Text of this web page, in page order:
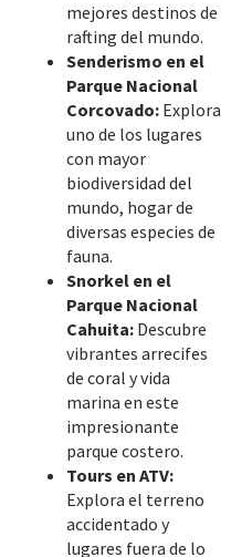
mejores destinos de
rafting del mundo.
Senderismo en el
Parque Nacional
Corcovado: Explora
uno de los lugares
con mayor
biodiversidad del
mundo, hogar de
diversas especies de
fauna.
Snorkel en el
Parque Nacional
Cahuita: Descubre
vibrantes arrecifes
de coral y vida
marina en este
impresionante
parque costero.
Tours en ATV:
Explora el terreno
accidentado y
lugares fuera de lo